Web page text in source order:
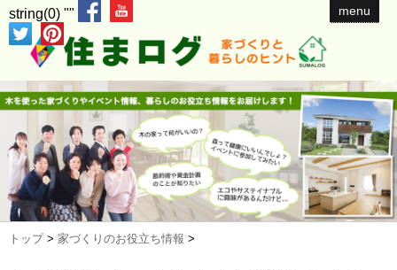
string(0) "" menu
トップ > 家づくりのお役立ち情報 >